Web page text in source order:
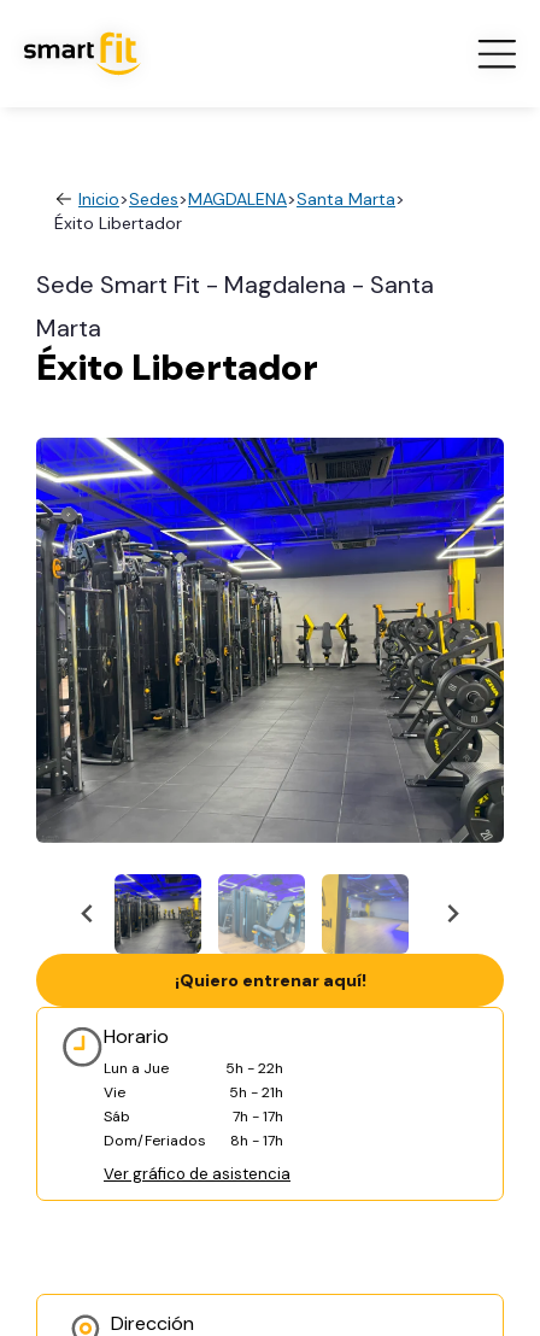
Inicio>Sedes>MAGDALENA>Santa Marta>
Éxito Libertador
Sede Smart Fit - Magdalena - Santa
Marta
Éxito Libertador
Horario
Lun a Jue
5h - 22h
Vie
5h - 21h
Sáb
7h - 17h
Dom/Feriados
8h - 17h
Ver gráfico de asistencia
Dirección
¡Quiero entrenar aquí!